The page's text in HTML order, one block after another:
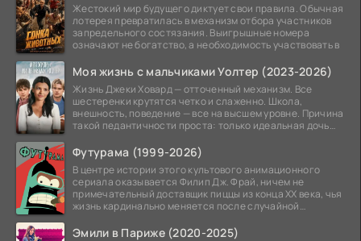
Жестокий мир будущего диктует свои правила. Обычная
лотерея превратилась в механизм отбора участников
запредельного состязания. Выигрышные номера
означают не богатство, а необходимость участвовать в
Моя жизнь с мальчиками Уолтер (2023-2026)
Жизнь Джеки Ховард — отточенный механизм. Все
шестеренки крутятся четко и слаженно. Школа,
внешность, поведение — все на высшем уровне. Причина
такой педантичности проста: только идеальная дочь
Футурама (1999-2026)
В центре истории этого культового анимационного
сериала оказывается Филип Дж. Фрай, ничем не
примечательный доставщик пиццы из конца XX века, чья
жизнь кардинально меняется после случайной
Эмили в Париже (2020-2025)